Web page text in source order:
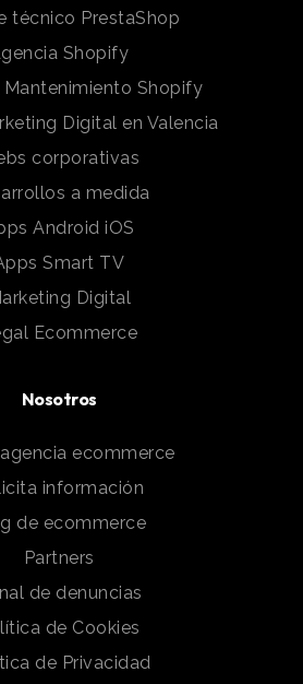
técnico PrestaShop
Shopify
Shopify
Digital en Valencia
corporativas
a medida
Android iOS
Smart TV
Digital
Ecommerce
Nosotros
ecommerce
información
de ecommerce
Partners
de denuncias
de Cookies
de Privacidad